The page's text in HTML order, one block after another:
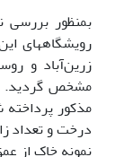
‌بمنظور بررسی
رویشگاه­های
مشخص گردید.
مذکور پرداخته
درخت و تعداد